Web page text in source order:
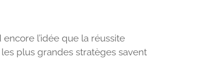
l’idée que la réussite
plus grandes stratèges savent